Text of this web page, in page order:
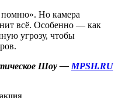
помню». Но камера
всё. Особенно — как
угрозу, чтобы
Шоу — MPSH.RU